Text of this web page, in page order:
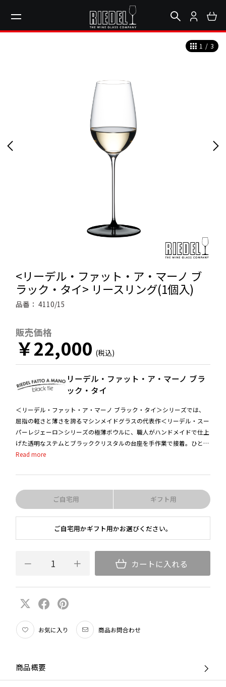
1 / 3
<リーデル・ファット・ア・マーノ ブ
ラック・タイ> リースリング(1個入)
品番：4110/15
販売価格
￥22,000
リーデル・ファット・ア・マーノ ブラ
ック・タイ
＜リーデル・ファット・ア・マーノ ブラック・タイ＞シリーズでは、
屈指の軽さと薄さを誇るマシンメイドグラスの代表作＜リーデル・スー
パーレジェーロ＞シリーズの極薄ボウルに、職人がハンドメイドで仕上
げた透明なステムとブラッククリスタルの台座を手作業で接着。ひとつ
として同じものが存在しない、唯一無二の美しさと個性を備えたグラス
引き出す機能も妥協がありません。マシンメイドとハンドメイドのハイ
た。
フォーマルで華やかなシーンにふさわしいエレガンスを備えています。
インの両方に感度の高い愛好家にとって、見逃せないアイテムです。
ご自宅用 ギフト用
ご自宅用かギフト用かお選びください。
カートに入れる
お気に入り 商品お問合わせ
商品概要